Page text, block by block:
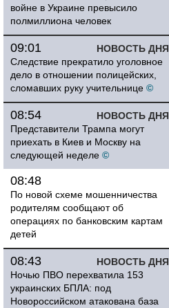
войне в Украине превысило
полмиллиона человек
НОВОСТЬ ДНЯ
09:01
Следствие прекратило уголовное
дело в отношении полицейских,
сломавших руку учительнице ©
НОВОСТЬ ДНЯ
08:54
Представители Трампа могут
приехать в Киев и Москву на
следующей неделе ©
08:48
По новой схеме мошенничества
родителям сообщают об
операциях по банковским картам
детей
НОВОСТЬ ДНЯ
08:43
Ночью ПВО перехватила 153
украинских БПЛА: под
Новороссийском атакована база